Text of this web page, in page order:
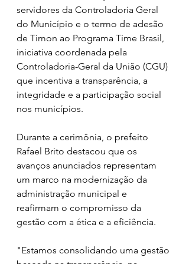
servidores da Controladoria Geral
do Município e o termo de adesão
de Timon ao Programa Time Brasil,
iniciativa coordenada pela
Controladoria-Geral da União (CGU)
que incentiva a transparência, a
integridade e a participação social
nos municípios.
Durante a cerimônia, o prefeito
Rafael Brito destacou que os
avanços anunciados representam
um marco na modernização da
administração municipal e
reafirmam o compromisso da
gestão com a ética e a eficiência.
"Estamos consolidando uma gestão